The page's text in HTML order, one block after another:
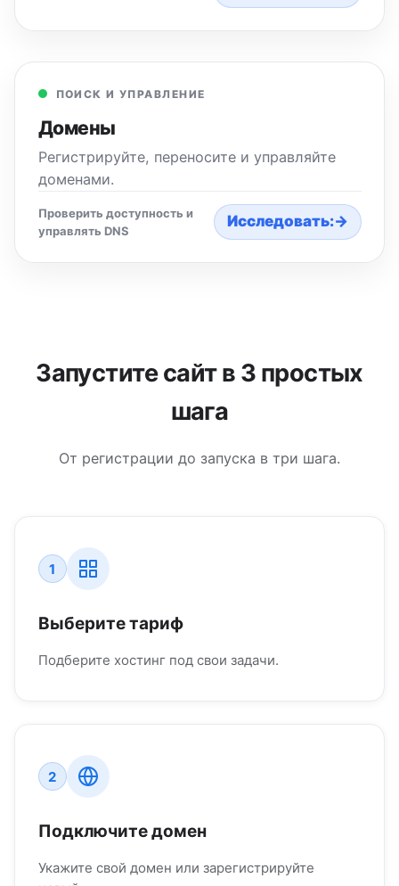
ПОИСК И УПРАВЛЕНИЕ
Домены
Регистрируйте, переносите и управляйте
доменами.
Проверить доступность и
управлять DNS
Исследовать:→
Запустите сайт в 3 простых
шага
От регистрации до запуска в три шага.
1
Выберите тариф
Подберите хостинг под свои задачи.
2
Подключите домен
Укажите свой домен или зарегистрируйте